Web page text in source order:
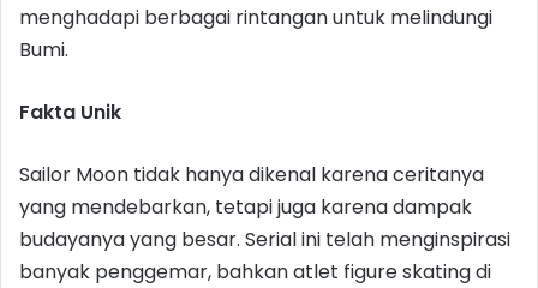
menghadapi berbagai rintangan untuk melindungi
Bumi.
Fakta Unik
Sailor Moon tidak hanya dikenal karena ceritanya
yang mendebarkan, tetapi juga karena dampak
budayanya yang besar. Serial ini telah menginspirasi
banyak penggemar, bahkan atlet figure skating di